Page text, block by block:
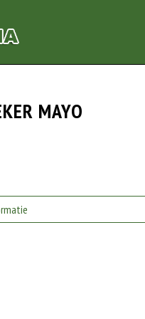
MAYO